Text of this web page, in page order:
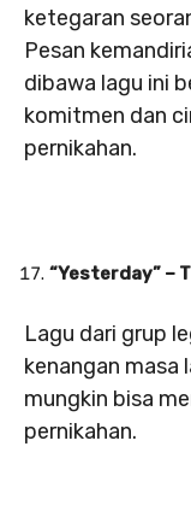
ketegaran
Pesan
dibawa lagu ini
komitmen dan
pernikahan.
“Yesterday” –
Lagu dari grup
kenangan masa
mungkin bisa
pernikahan.